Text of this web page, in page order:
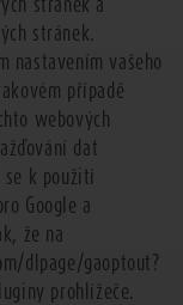
stránek.
nastavením vašeho
případě
webových
dat
k použití
Google a
že na
dlpage/gaoptout?
prohlížeče.